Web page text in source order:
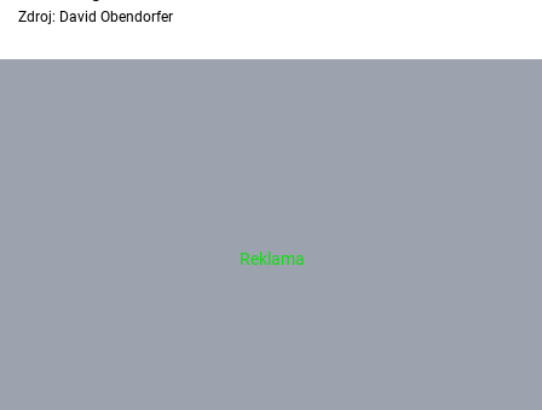
Zdroj: David Obendorfer